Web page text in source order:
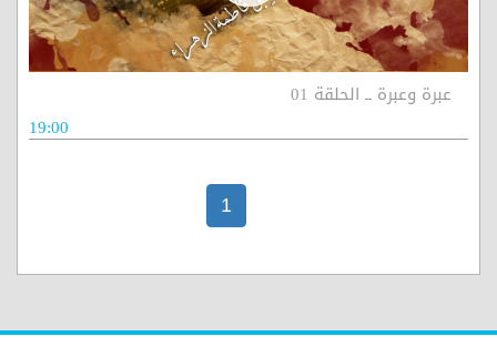
عبرة وعبرة ــ الحلقة 01
19:00
1